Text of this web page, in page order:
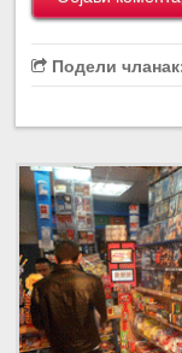
Подели